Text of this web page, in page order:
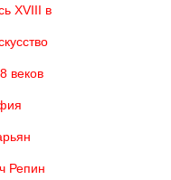
XVIII в
веков
Репин